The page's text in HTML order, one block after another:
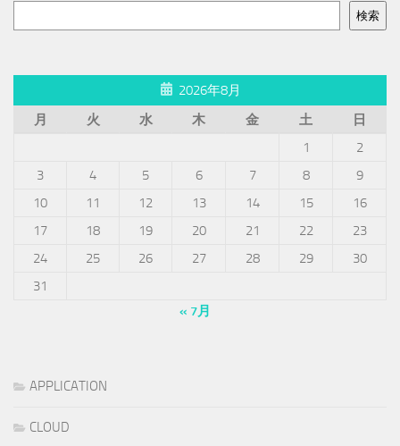
検索
2026年8月
月
火 水 木 金 土
日
1
2
3
4 5 6 7 8
9
10
11 12 13 14 15
16
17
18 19 20 21 22
23
24
25 26 27 28 29
30
31
« 7月
APPLICATION
CLOUD